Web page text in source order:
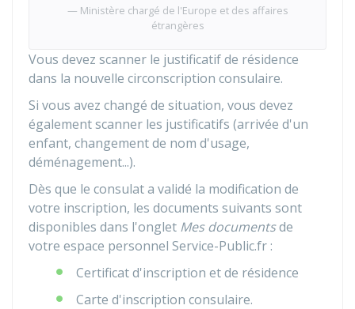
Ministère chargé de l'Europe et des affaires
étrangères
Vous devez scanner le justificatif de résidence
dans la nouvelle circonscription consulaire.
Si vous avez changé de situation, vous devez
également scanner les justificatifs (arrivée d'un
enfant, changement de nom d'usage,
déménagement...).
Dès que le consulat a validé la modification de
votre inscription, les documents suivants sont
disponibles dans l'onglet Mes documentsde
votre espace personnel Service-Public.fr :
Certificat d'inscription et de résidence
Carte d'inscription consulaire.